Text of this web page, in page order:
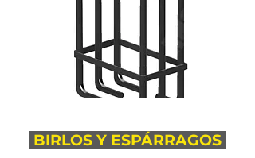
BIRLOS Y ESPÁRRAGOS